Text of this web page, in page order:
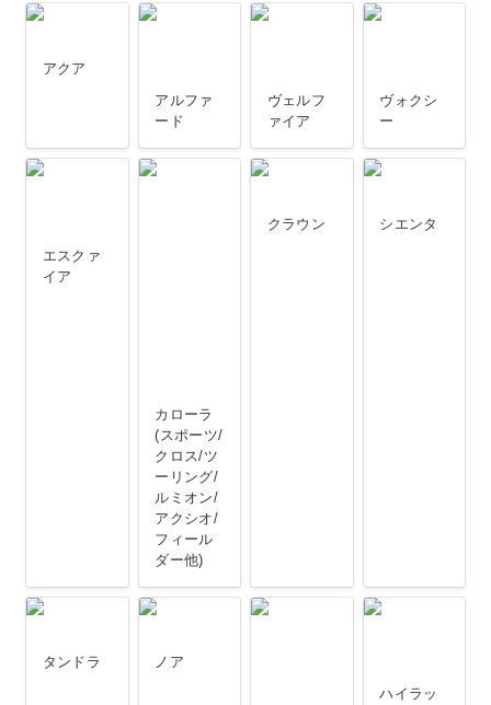
アクア
アクア
アルファー
アルファ
ード
ヴェルファ
ヴェルフ
ァイア
ヴォクシー
ヴォクシ
ー
エスクァイ
エスクァ
イア
カローラ (ス
カローラ
(スポーツ/
クロス/ツ
ーリング/
ルミオン/
アクシオ/
フィール
ダー他)
クラウン
クラウン
シエンタ
シエンタ
タンドラ
タンドラ
ノア
ノア
ハイエース /
ハイラック
ハイラッ